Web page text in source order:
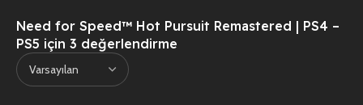
Need for Speed™ Hot Pursuit Remastered | PS4 –
PS5 için 3 değerlendirme